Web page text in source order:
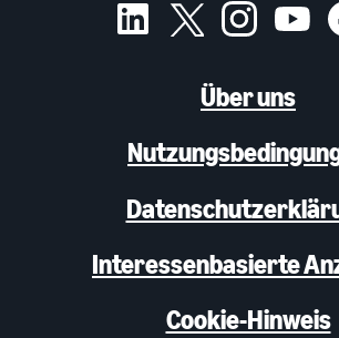
Über uns
Interessenbasierte
Cookie-Hinweis